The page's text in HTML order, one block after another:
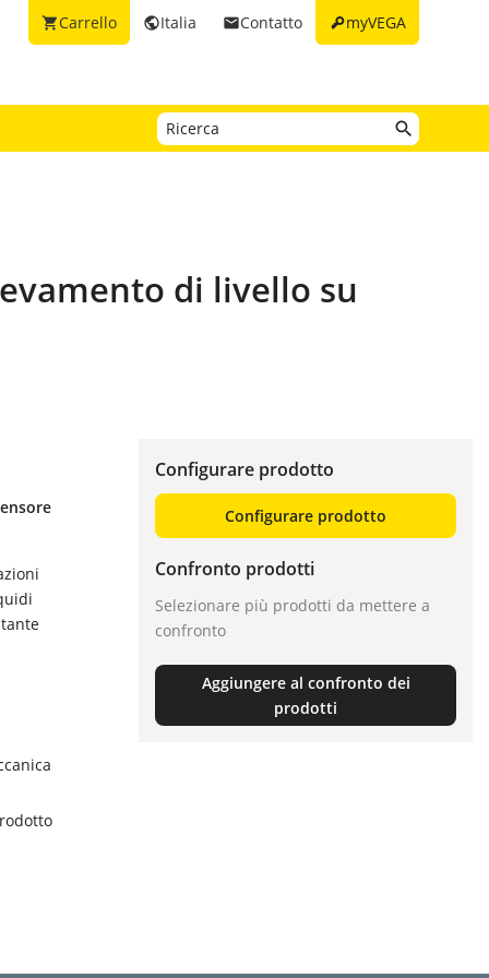
keymyVEGA
emailContatto
publicItalia
shopping_cartCarrello
di livello su
Configurare prodotto
Configurare prodotto
Confronto prodotti
Selezionare più prodotti da mettere a
confronto
Aggiungere al confronto dei
prodotti